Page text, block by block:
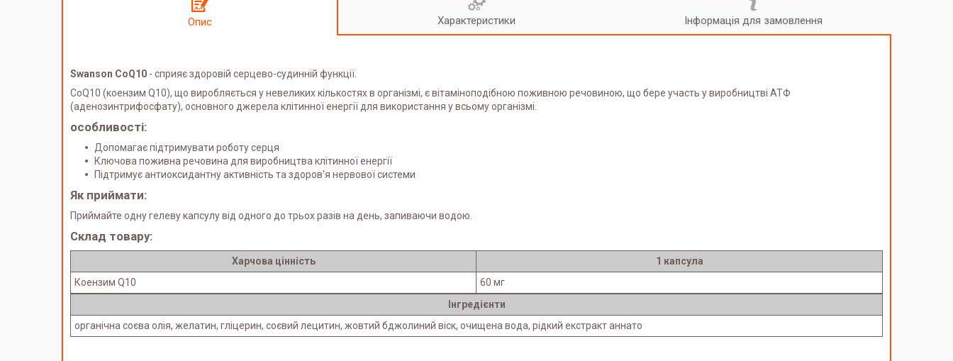
Опис Характеристики Інформація для замовлення
Swanson CoQ10 - сприяє здоровій серцево-судинній функції.
CoQ10 (коензим Q10), що виробляється у невеликих кількостях в організмі, є вітаміноподібною поживною речовиною, що бере участь у виробництві АТФ
(аденозинтрифосфату), основного джерела клітинної енергії для використання у всьому організмі.
особливості:
Допомагає підтримувати роботу серця
Ключова поживна речовина для виробництва клітинної енергії
Підтримує антиоксидантну активність та здоров'я нервової системи
Як приймати:
Приймайте одну гелеву капсулу від одного до трьох разів на день, запиваючи водою.
Склад товару:
Харчова цінність
1 капсула
Коензим Q10
60 мг
Інгредієнти
органічна соєва олія, желатин, гліцерин, соєвий лецитин, жовтий бджолиний віск, очищена вода, рідкий екстракт аннато